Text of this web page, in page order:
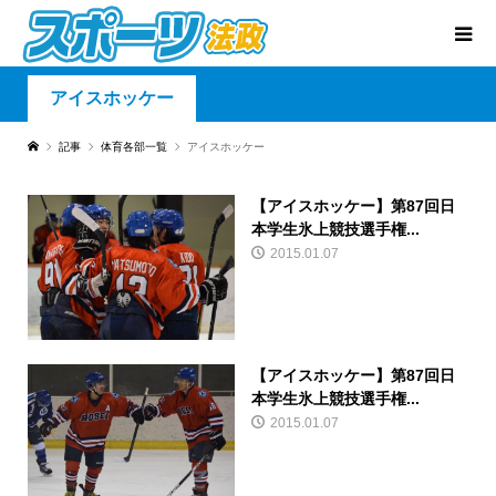
アイスホッケー
記事 体育各部一覧 アイスホッケー
【アイスホッケー】第87回日
本学生氷上競技選手権...
2015.01.07
【アイスホッケー】第87回日
本学生氷上競技選手権...
2015.01.07